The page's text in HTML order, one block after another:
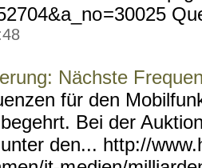
=30025
Nächste
für den
Bei der
den... http://